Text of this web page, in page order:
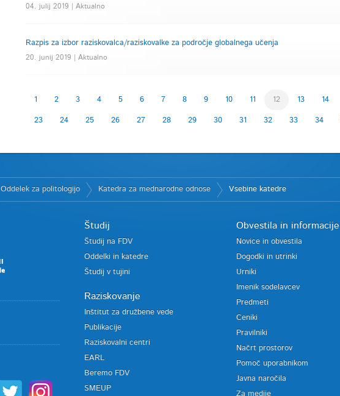
04. julij 2019 | Aktualno
Razpis za izbor raziskovalca/raziskovalke za področje globalnega učenja
20. junij 2019 | Aktualno
1 2 3 4 5 6 7 8 9 10 11 12 13 14
23 24 25 26 27 28 29 30 31 32 33 34
Oddelek za politologijo Katedra za mednarodne odnose Vsebine katedre
Študij
Študij na FDV
Oddelki in katedre
Študij v tujini
Raziskovanje
Inštitut za družbene vede
Publikacije
Raziskovalni centri
EARL
Beremo FDV
SMEUP
Obvestila in informacije
Novice in obvestila
Dogodki in utrinki
Urniki
Imenik sodelavcev
Predmeti
Ceniki
Pravilniki
Načrt prostorov
Pomoč uporabnikom
Javna naročila
Za medije